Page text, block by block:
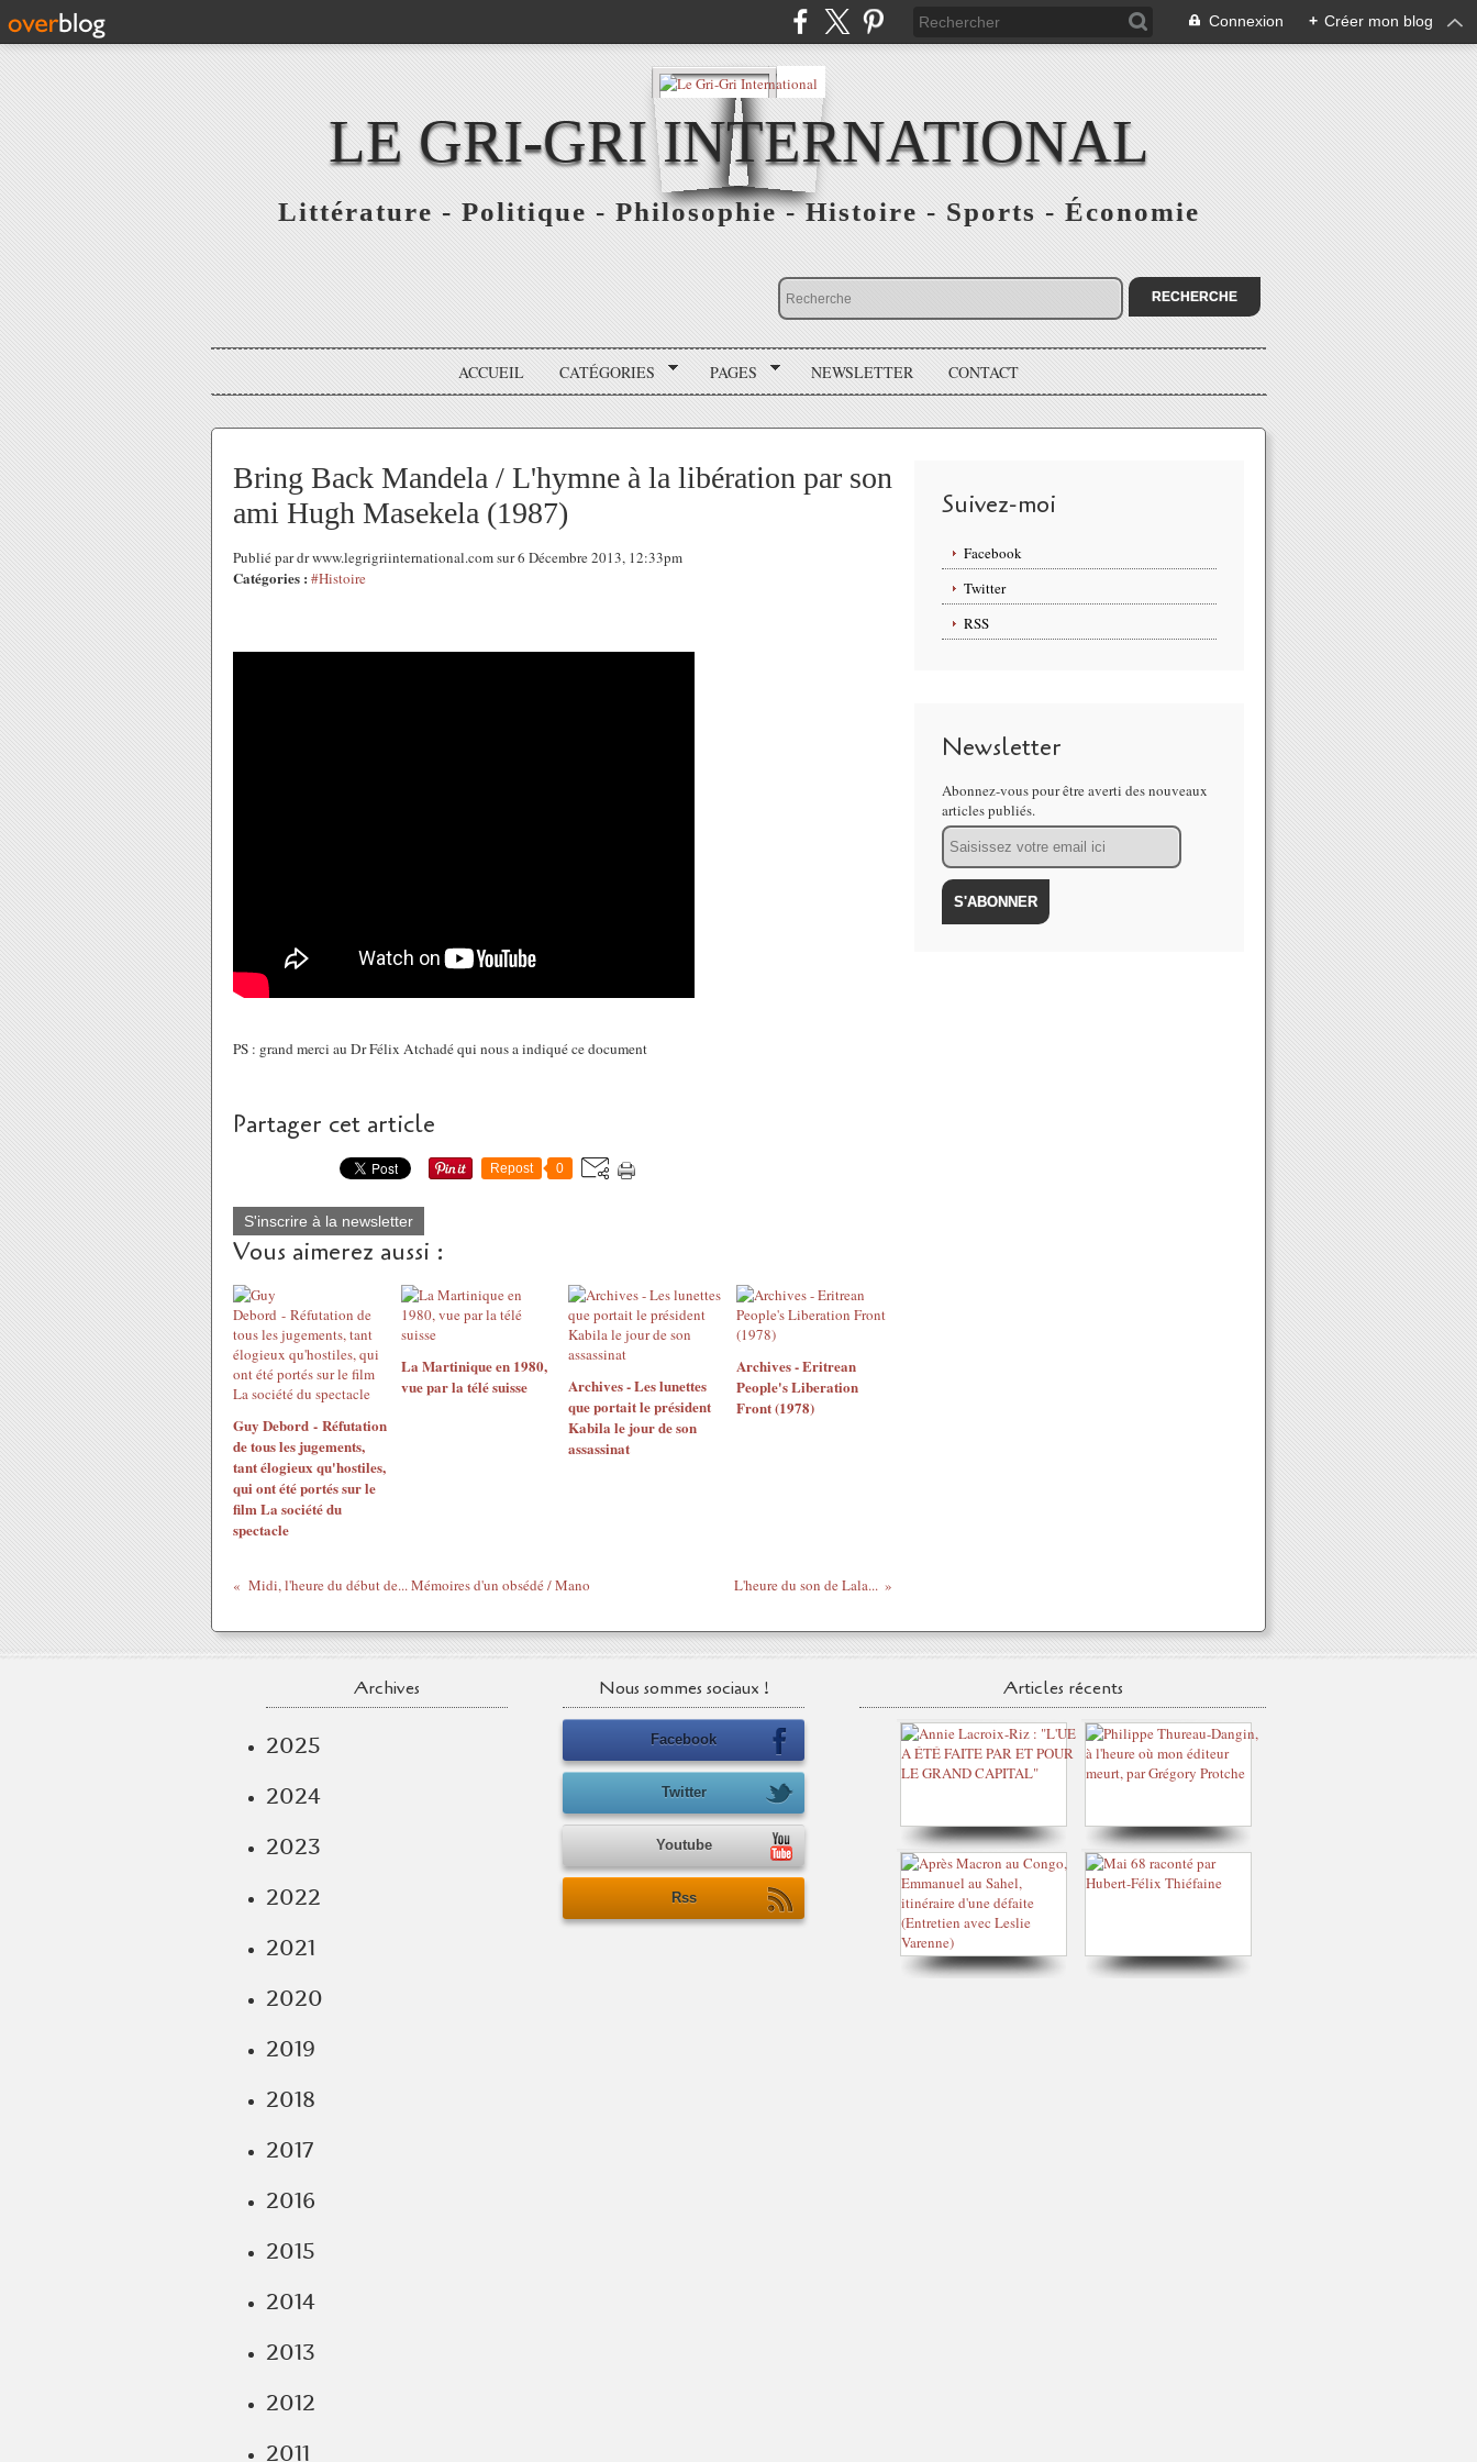
Connexion + Créer mon blog
LE GRI-GRI INTERNATIONAL
Littérature - Politique - Philosophie - Histoire - Sports - Économie
ACCUEIL CATÉGORIES PAGES NEWSLETTER CONTACT
Bring Back Mandela / L'hymne à la libération par son
ami Hugh Masekela (1987)
Publié par dr www.legrigriinternational.com sur 6 Décembre 2013, 12:33pm
Catégories : #Histoire
PS : grand merci au Dr Félix Atchadé qui nous a indiqué ce document
Partager cet article
Repost 0
S'inscrire à la newsletter
Vous aimerez aussi :
Guy Debord - Réfutation
de tous les jugements,
tant élogieux qu'hostiles,
qui ont été portés sur le
film La société du
spectacle
La Martinique en 1980,
vue par la télé suisse
Archives - Les lunettes
que portait le président
Kabila le jour de son
assassinat
Archives - Eritrean
People's Liberation
Front (1978)
Midi, l'heure du début de... Mémoires d'un obsédé / Mano L'heure du son de Lala...
Suivez-moi
Facebook
Twitter
RSS
Newsletter
Abonnez-vous pour être averti des nouveaux
articles publiés.
Email
Archives
2025
2024
2023
2022
2021
2020
2019
2018
2017
2016
2015
2014
2013
2012
2011
Nous sommes sociaux !
Facebook
Twitter
Youtube
Rss
Articles récents